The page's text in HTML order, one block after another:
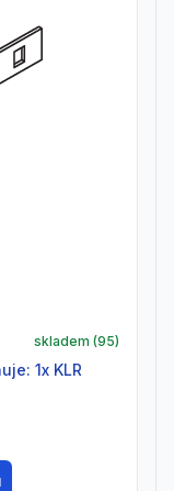
skladem (95)
1x KLR